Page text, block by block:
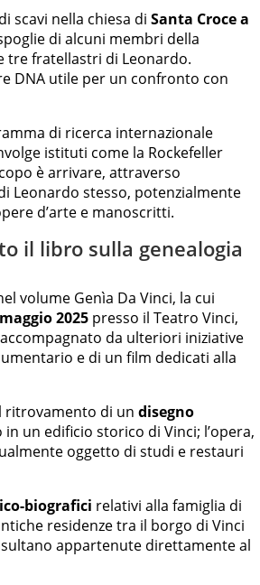
scavi nella chiesa di Santa Croce a
di alcuni membri della
tre fratellastri di Leonardo.
DNA utile per un confronto con
di ricerca internazionale
istituti come la Rockefeller
è arrivare, attraverso
Leonardo stesso, potenzialmente
d’arte e manoscritti.
il libro sulla genealogia
volume Genìa Da Vinci, la cui
2025 presso il Teatro Vinci,
da ulteriori iniziative
e di un film dedicati alla
ritrovamento di un disegno
un edificio storico di Vinci; l’opera,
oggetto di studi e restauri
biografici relativi alla famiglia di
residenze tra il borgo di Vinci
appartenute direttamente al